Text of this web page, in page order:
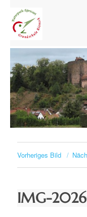
Vorheriges Bild
IMG-